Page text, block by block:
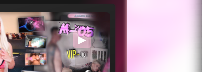
▶